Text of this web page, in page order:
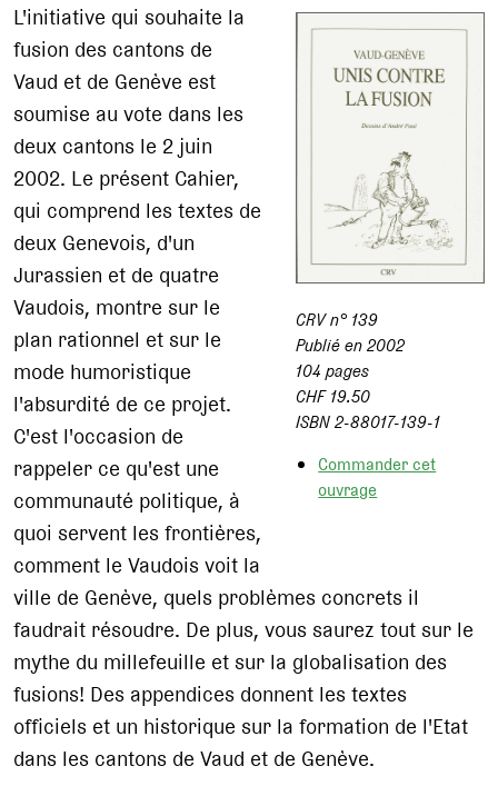
CRV n° 139
Publié en 2002
104 pages
CHF 19.50
ISBN 2-88017-139-1
Commander cet
ouvrage
L'initiative qui souhaite la
fusion des cantons de
Vaud et de Genève est
soumise au vote dans les
deux cantons le 2 juin
2002. Le présent Cahier,
qui comprend les textes de
deux Genevois, d'un
Jurassien et de quatre
Vaudois, montre sur le
plan rationnel et sur le
mode humoristique
l'absurdité de ce projet.
C'est l'occasion de
rappeler ce qu'est une
communauté politique, à
quoi servent les frontières,
comment le Vaudois voit la
ville de Genève, quels problèmes concrets il
faudrait résoudre. De plus, vous saurez tout sur le
mythe du millefeuille et sur la globalisation des
fusions! Des appendices donnent les textes
officiels et un historique sur la formation de l'Etat
dans les cantons de Vaud et de Genève.